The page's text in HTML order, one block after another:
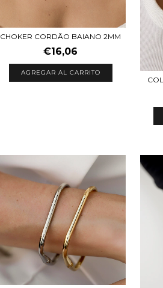
CHOKER CORDÃO BAIANO 2MM
€16,06
AGREGAR AL CARRITO